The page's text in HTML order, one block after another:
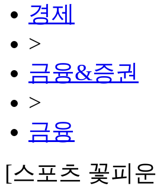
경제
>
금융&증권
>
금융
[스포츠 꽃피